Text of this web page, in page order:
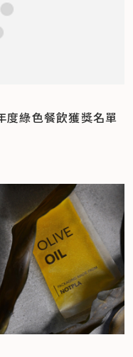
綠色餐飲獲獎名單